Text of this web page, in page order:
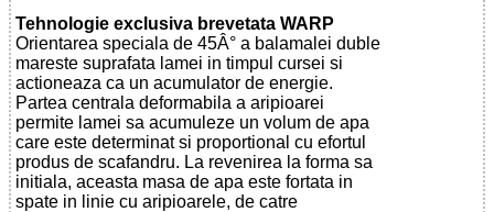
Tehnologie exclusiva brevetata WARP
Orientarea speciala de 45Â° a balamalei duble
mareste suprafata lamei in timpul cursei si
actioneaza ca un acumulator de energie.
Partea centrala deformabila a aripioarei
permite lamei sa acumuleze un volum de apa
care este determinat si proportional cu efortul
produs de scafandru. La revenirea la forma sa
initiala, aceasta masa de apa este fortata in
spate in linie cu aripioarele, de catre